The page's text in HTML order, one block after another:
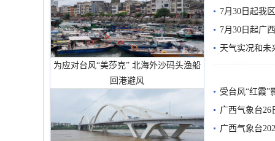
为应对台风“美莎克” 北海外沙码头渔船
回港避风
7月30日起我
7月30日起广
天气实况和未
受台风“红霞”
有较强降雨
广西气象台26
广西气象台